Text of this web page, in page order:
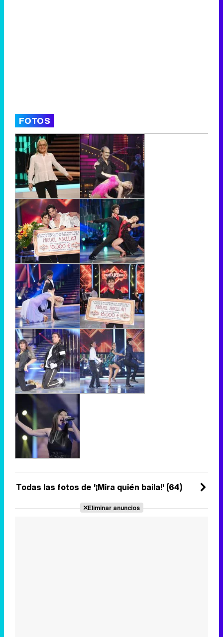
FOTOS
Todas las fotos de '¡Mira quién baila!' (64)
Eliminar anuncios